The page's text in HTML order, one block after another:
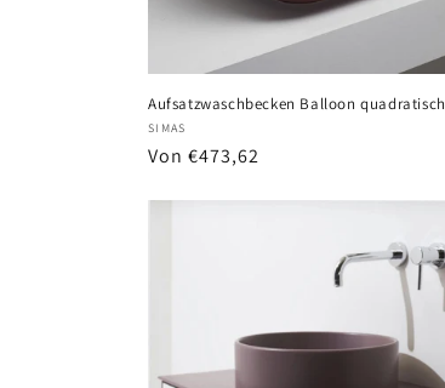
Aufsatzwaschbecken Balloon quadratisch
Anbieter:
SIMAS
Normaler
Von €473,62